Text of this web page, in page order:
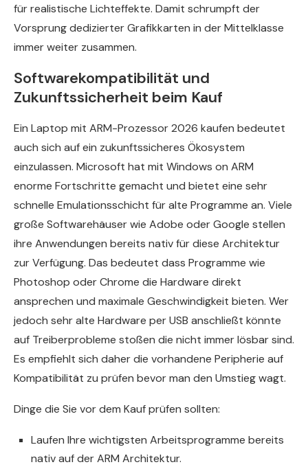
für realistische Lichteffekte. Damit schrumpft der
Vorsprung dedizierter Grafikkarten in der Mittelklasse
immer weiter zusammen.
Softwarekompatibilität und
Zukunftssicherheit beim Kauf
Ein Laptop mit ARM-Prozessor 2026 kaufen bedeutet
auch sich auf ein zukunftssicheres Ökosystem
einzulassen. Microsoft hat mit Windows on ARM
enorme Fortschritte gemacht und bietet eine sehr
schnelle Emulationsschicht für alte Programme an. Viele
große Softwarehäuser wie Adobe oder Google stellen
ihre Anwendungen bereits nativ für diese Architektur
zur Verfügung. Das bedeutet dass Programme wie
Photoshop oder Chrome die Hardware direkt
ansprechen und maximale Geschwindigkeit bieten. Wer
jedoch sehr alte Hardware per USB anschließt könnte
auf Treiberprobleme stoßen die nicht immer lösbar sind.
Es empfiehlt sich daher die vorhandene Peripherie auf
Kompatibilität zu prüfen bevor man den Umstieg wagt.
Dinge die Sie vor dem Kauf prüfen sollten:
Laufen Ihre wichtigsten Arbeitsprogramme bereits
nativ auf der ARM Architektur.